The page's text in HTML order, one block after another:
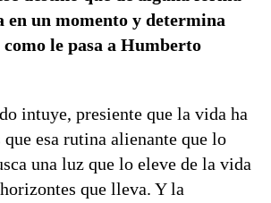
en un momento y determina
le pasa a Humberto
intuye, presiente que la vida ha
que esa rutina alienante que lo
una luz que lo eleve de la vida
que lleva. Y la